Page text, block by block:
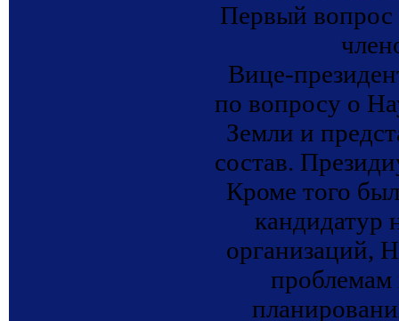
Первый вопрос
Вице-
по вопросу о
Земли и
состав.
Кроме того
кандидатур
организаций,
проблемам